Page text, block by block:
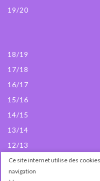
19/20
18/19
17/18
16/17
15/16
14/15
13/14
12/13
© Passedanse 2024
Ce site internet utilise des
navigation